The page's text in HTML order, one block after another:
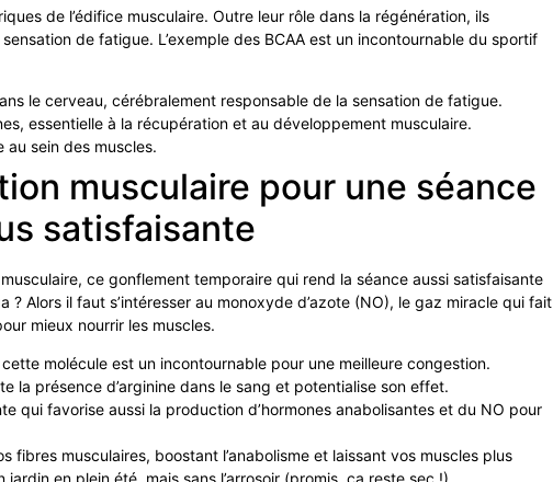
de l’édifice musculaire. Outre leur rôle dans la régénération, ils
de fatigue. L’exemple des BCAA est un incontournable du sportif
le cerveau, cérébralement responsable de la sensation de fatigue.
essentielle à la récupération et au développement musculaire.
au sein des muscles.
musculaire pour une séance
satisfaisante
ce gonflement temporaire qui rend la séance aussi satisfaisante
? Alors il faut s’intéresser au monoxyde d’azote (NO), le gaz miracle qui fait
mieux nourrir les muscles.
molécule est un incontournable pour une meilleure congestion.
la présence d’arginine dans le sang et potentialise son effet.
qui favorise aussi la production d’hormones anabolisantes et du NO pour
fibres musculaires, boostant l’anabolisme et laissant vos muscles plus